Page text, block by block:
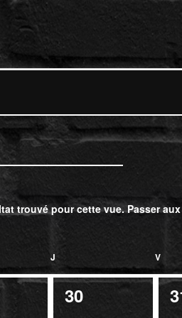
Notice
trouvé pour cette vue. Passer aux
J V
0
30
0